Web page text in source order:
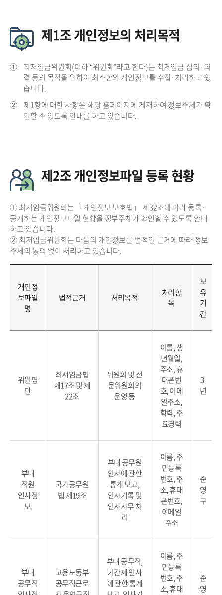
제1조 개인정보의 처리목적
① 최저임금위원회(이하 “위원회”라고 한다)는 최저임금 심의·의
결 등의 목적을 위하여 최소한의 개인정보를 수집·처리하고 있
습니다.
② 제1항에 대한 사항은 해당 홈페이지에 게재하여 정보주체가 확
인할 수 있도록 안내를 하고 있습니다.
제2조 개인정보파일 등록 현황
① 최저임금위원회는 「개인정보 보호법」 제32조에 따라 등록·
공개하는 개인정보파일 현황을 정부주체가 확인할 수 있도록 안내
하고 있습니다.
② 최저임금위원회는 다음의 개인정보를 법적인 근거에 따라 정보
주체의 동의 없이 처리하고 있습니다.
개인정
보파일
명
법적근거 처리목적
처리항
목
보
유
기
간
위원명
단
최저임금법
제17조 및 제
22조
위원회 및 전
문위원회의
운영 등
이름, 생
년월일,
주소, 휴
대폰번
호, 이메
일주소,
학력, 주
요경력
3
년
부내
직원
인사정
보
국가공무원
법 제19조
부내 공무원
인사에 관한
통계 보고,
인사기록 및
인사사무 처
리
이름, 주
민등록
번호, 주
소, 휴대
폰번호,
이메일
주소
준
영
구
부내
공무직
고용노동부
공무직근로
부내 공무직,
기간제 인사
에 관한 통계
이름, 주
민등록
번호, 주
소, 휴대
준
영